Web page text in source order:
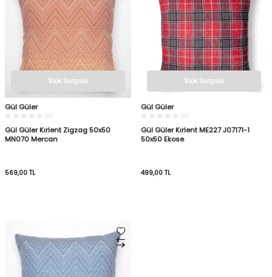
Stok Sorgula
Gül Güler
(0)
Gül Güler Kırlent Zigzag 50x50
MN070 Mercan
569,00 TL
Stok Sorgula
Gül Güler
(0)
Gül Güler Kırlent ME227 J07171-1
50x50 Ekose
499,00 TL